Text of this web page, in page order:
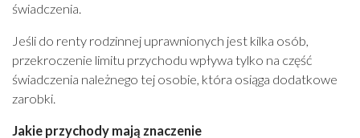
świadczenia.
Jeśli do renty rodzinnej uprawnionych jest kilka osób,
przekroczenie limitu przychodu wpływa tylko na część
świadczenia należnego tej osobie, która osiąga dodatkowe
zarobki.
Jakie przychody mają znaczenie